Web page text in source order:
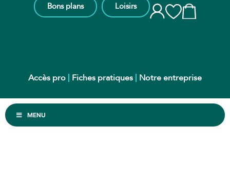
Bons plans Loisirs
Accès pro Fiches pratiques Notre entreprise
MENU